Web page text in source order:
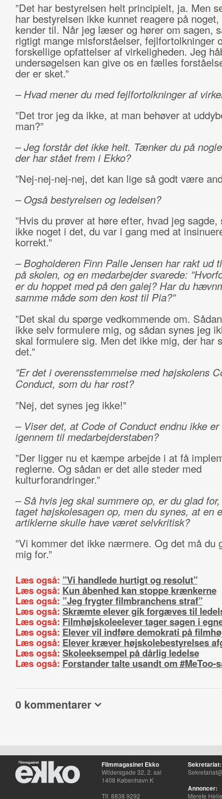
”Det har bestyrelsen helt principielt, ja. Men
har bestyrelsen ikke kunnet reagere på
kender til. Når jeg læser og hører om sagen,
rigtigt mange misforståelser, fejlfortolkninger
forskellige opfattelser af virkeligheden. Jeg
undersøgelsen kan give os en fælles
der er sket.”
– Hvad mener du med fejlfortolkninger af
”Det tror jeg da ikke, at man behøver at
man?”
– Jeg forstår det ikke helt. Tænker du på
der har stået frem i Ekko?
”Nej-nej-nej-nej, det kan lige så godt være
– Også bestyrelsen og ledelsen?
”Hvis du prøver at høre efter, hvad jeg sagde,
ikke noget i det, du var i gang med at
korrekt.”
– Bogholderen Finn Palle Jensen har rakt ud
på skolen, og en medarbejder svarede:
er du hoppet med på den galej? Har du
samme måde som den kost til Pia?”
”Det skal du spørge vedkommende om.
ikke selv formulere mig, og sådan synes jeg
skal formulere sig. Men det ikke mig, der har
det.”
”Er det i overensstemmelse med højskolens
Conduct, som du har rost?
”Nej, det synes jeg ikke!”
– Viser det, at Code of Conduct endnu ikke
igennem til medarbejderstaben?
”Der ligger nu et kæmpe arbejde i at få
reglerne. Og sådan er det alle steder med
kulturforandringer.”
– Så hvis jeg skal summere op, er du glad
taget højskolesagen op, men du synes, at en
artiklerne skulle have været selvkritisk?
”Vi kommer det ikke nærmere. Og det må du
mig for.”
Læs også: ”Vi handlede hurtigt og resolut”
Læs også: Kun åbenhed kan stoppe krænkerne
Læs også: ”Jeg frygter filmbranchens straf”
Læs også: Skræmte elever gik forgæves til
Læs også: Filmhøjskoleelever tager sagen i
Læs også: Elever vil indføre demokrati på
Læs også: Elever kræver højskolebestyrelses
Læs også: Skoleeksempel på dårlig ledelse
Læs også: Forstander talte usandt om #MeToo-
0 kommentarer
Filmmagasinet Ekko
Wildersgade 32, 2. sal
1408 København K
Tlf. 8838 9292
Sekretariat:
Annoncer:
Merete